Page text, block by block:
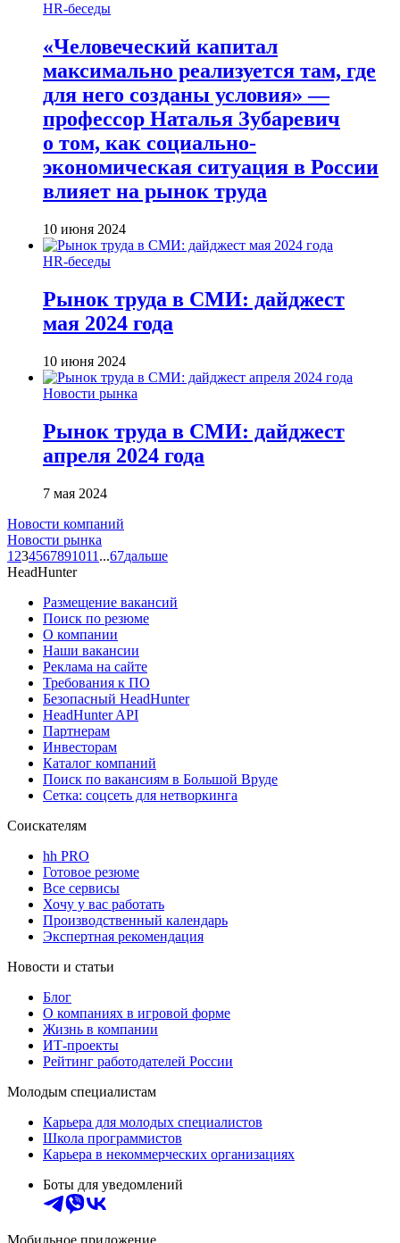
HR-беседы
«Человеческий капитал
максимально реализуется там, где
для него созданы условия» —
профессор Наталья Зубаревич
о том, как социально-
экономическая ситуация в России
влияет на рынок труда
10 июня 2024
HR-беседы
Рынок труда в СМИ: дайджест
мая 2024 года
10 июня 2024
Новости рынка
Рынок труда в СМИ: дайджест
апреля 2024 года
7 мая 2024
Новости компаний
Новости рынка
1 234567891011 ...67дальше
HeadHunter
Размещение вакансий
Поиск по резюме
О компании
Наши вакансии
Реклама на сайте
Требования к ПО
Безопасный HeadHunter
HeadHunter API
Партнерам
Инвесторам
Каталог компаний
Поиск по вакансиям в Большой Вруде
Сетка: соцсеть для нетворкинга
Соискателям
hh PRO
Готовое резюме
Все сервисы
Хочу у вас работать
Производственный календарь
Экспертная рекомендация
Новости и статьи
Блог
О компаниях в игровой форме
Жизнь в компании
ИТ-проекты
Рейтинг работодателей России
Молодым специалистам
Карьера для молодых специалистов
Школа программистов
Карьера в некоммерческих организациях
Боты для уведомлений
Мобильное приложение